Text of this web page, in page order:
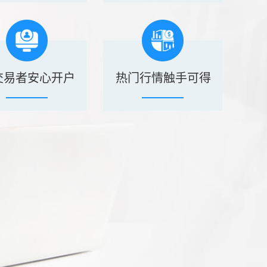
者安心开户 热门行情触手可得